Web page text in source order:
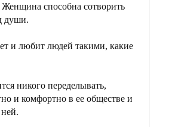
способна сотворить
души.
и любит людей такими, какие
никого переделывать,
и комфортно в ее обществе и